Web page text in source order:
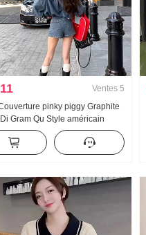
Ventes 5
pinky piggy Graphite
Gram Qu Style américain
Denim Ensemble Femme Taille
Jupe-culotte